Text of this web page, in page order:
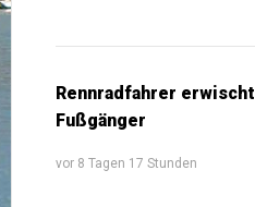
Rennradfahrer erwischt
Fußgänger
vor 8 Tagen 17 Stunden